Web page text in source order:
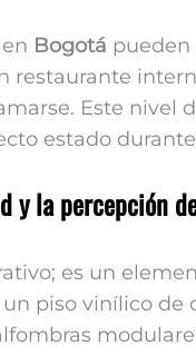
Bogotá pueden
Este nivel
estado
y la percepción
es un
piso vinílico de